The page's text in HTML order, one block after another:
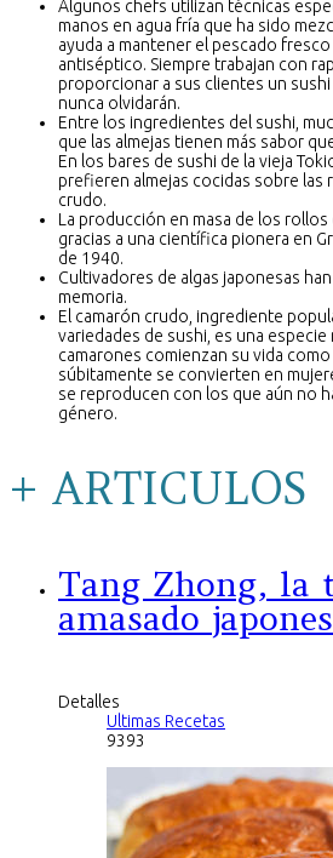
Algunos chefs utilizan técnicas
manos en agua fría que ha sido
ayuda a mantener el pescado
antiséptico. Siempre trabajan con
proporcionar a sus clientes un
nunca olvidarán.
Entre los ingredientes del sushi,
que las almejas tienen más sabor
En los bares de sushi de la vieja
prefieren almejas cocidas sobre las
crudo.
La producción en masa de los
gracias a una científica pionera en
de 1940.
Cultivadores de algas japonesas
memoria.
El camarón crudo, ingrediente
variedades de sushi, es una especie
camarones comienzan su vida
súbitamente se convierten en
se reproducen con los que aún no
género.
+ ARTICULOS
Tang Zhong, la
amasado
Detalles
Ultimas Recetas
9393